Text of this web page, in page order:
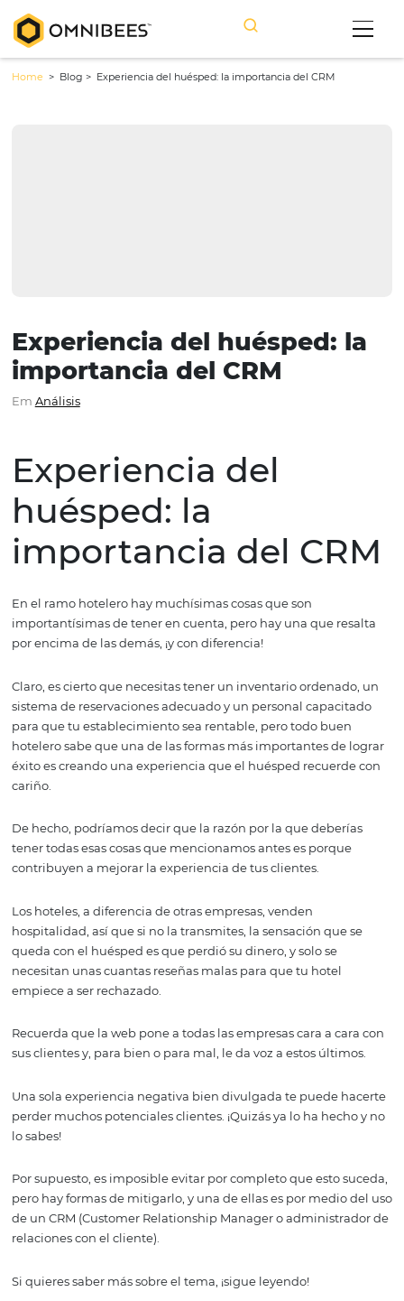
Experiencia del huésped:
EmAnálisis
Experiencia del
huésped: la
importancia del
En el ramo hotelero hay muchísimas cosas que son
importantísimas de tener en cuenta, pero hay una que
por encima de las demás, ¡y con diferencia!
sistema de reservaciones adecuado y un personal
para que tu establecimiento sea rentable, pero todo
hotelero sabe que una de las formas más importantes
cariño.
De hecho, podríamos decir que la razón por la que
tener todas esas cosas que mencionamos antes es
hospitalidad, así que si no la transmites, la sensación
queda con el huésped es que perdió su dinero, y solo se
necesitan unas cuantas reseñas malas para que tu hotel
Recuerda que la web pone a todas las empresas cara a
sus clientes y, para bien o para mal, le da voz a estos
Una sola experiencia negativa bien divulgada te puede